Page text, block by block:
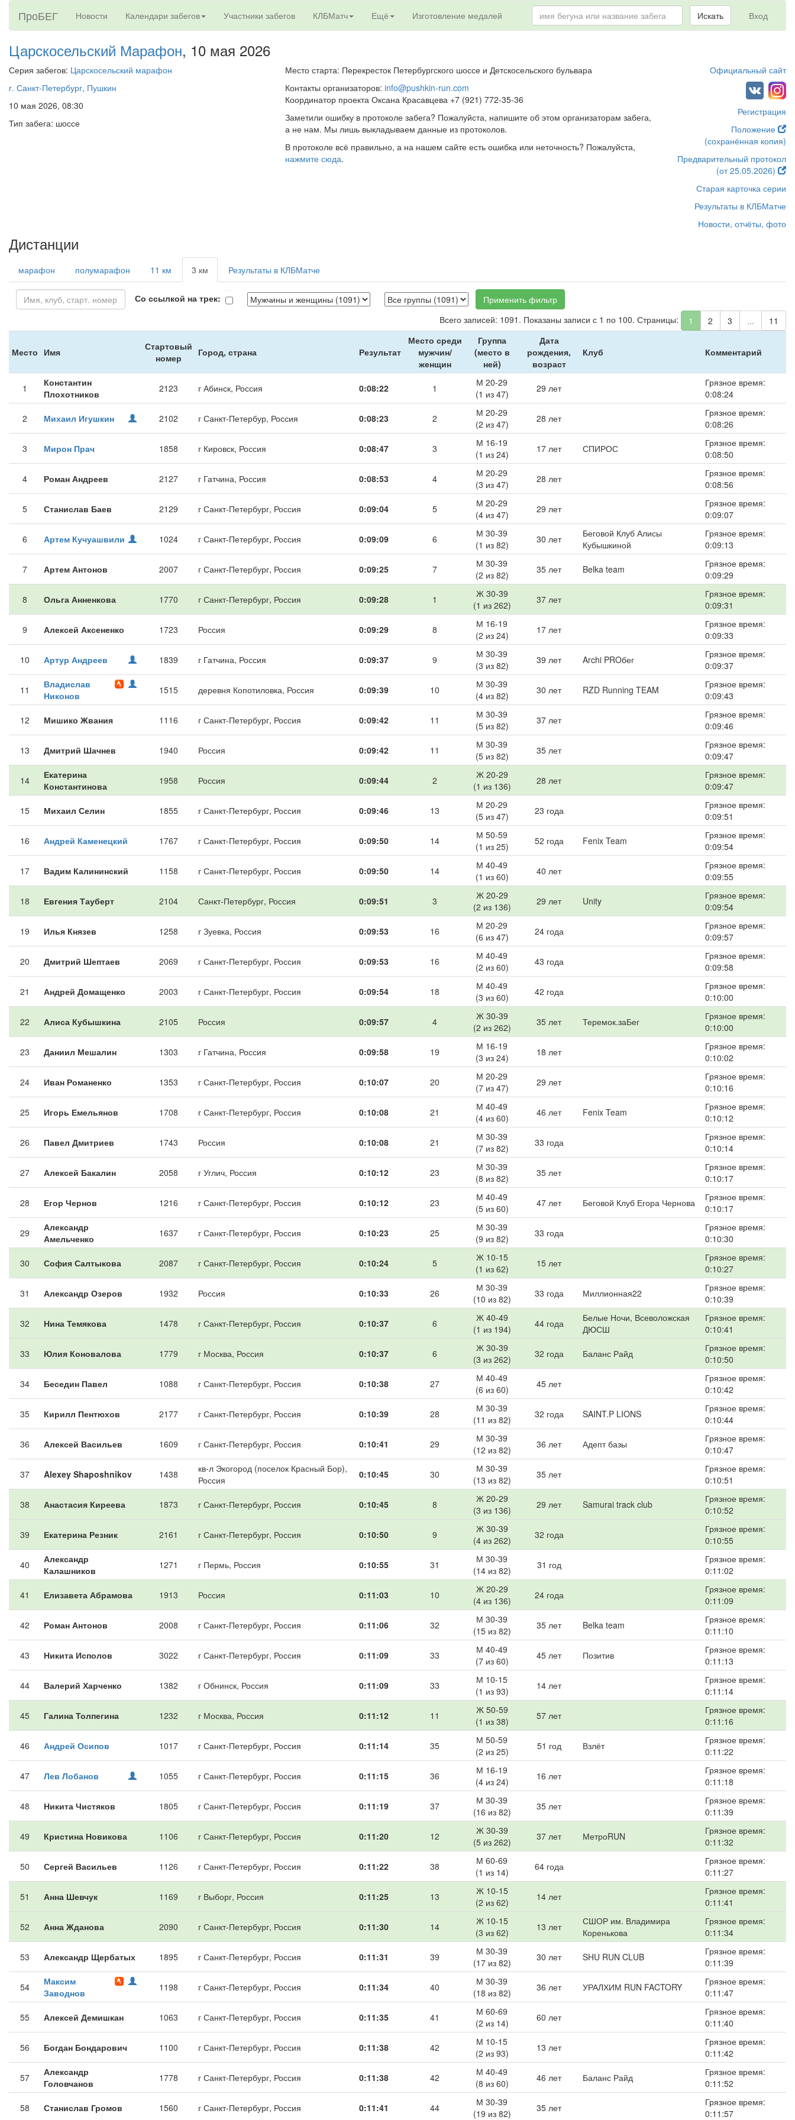
ПроБЕГ Новости Календари забегов Участники забегов КЛБМатч Ещё Изготовление медалей Вход
Искать
Царскосельский Марафон, 10 мая 2026
Серия забегов: Царскосельский марафон
г. Санкт-Петербург, Пушкин
10 мая 2026, 08:30
Тип забега: шоссе
Место старта: Перекресток Петербургского шоссе и Детскосельского бульвара
Контакты организаторов: info@pushkin-run.com
Координатор проекта Оксана Красавцева +7 (921) 772-35-36
Заметили ошибку в протоколе забега? Пожалуйста, напишите об этом организаторам забега,
а не нам. Мы лишь выкладываем данные из протоколов.
В протоколе всё правильно, а на нашем сайте есть ошибка или неточность? Пожалуйста,
нажмите сюда.
Официальный сайт
Регистрация
Положение
(сохранённая копия)
Предварительный протокол
(от 25.05.2026)
Старая карточка серии
Результаты в КЛБМатче
Новости, отчёты, фото
Дистанции
марафон полумарафон 11 км 3 км Результаты в КЛБМатче
Со ссылкой на трек:
Применить фильтр
Всего записей: 1091. Показаны записи с 1 по 100. Страницы:
1 2 3 ... 11
Место Имя
Стартовый
номер
Город, страна Результат
Место среди
мужчин/
женщин
Группа
(место в
ней)
Дата
рождения,
возраст
Клуб Комментарий
1
Константин
Плохотников
2123 г Абинск, Россия 0:08:22 1
М 20-29
(1 из 47)
29 лет
Грязное время:
0:08:24
2 Михаил Игушкин 2102 г Санкт-Петербур, Россия 0:08:23 2
М 20-29
(2 из 47)
28 лет
Грязное время:
0:08:26
3 Мирон Прач 1858 г Кировск, Россия 0:08:47 3
М 16-19
(1 из 24)
17 лет СПИРОС
Грязное время:
0:08:50
4 Роман Андреев 2127 г Гатчина, Россия 0:08:53 4
М 20-29
(3 из 47)
28 лет
Грязное время:
0:08:56
5 Станислав Баев 2129 г Санкт-Петербург, Россия 0:09:04 5
М 20-29
(4 из 47)
29 лет
Грязное время:
0:09:07
6 Артем Кучуашвили 1024 г Санкт-Петербург, Россия 0:09:09 6
М 30-39
(1 из 82)
30 лет
Беговой Клуб Алисы
Кубышкиной
Грязное время:
0:09:13
7 Артем Антонов 2007 г Санкт-Петербург, Россия 0:09:25 7
М 30-39
(2 из 82)
35 лет Belka team
Грязное время:
0:09:29
8 Ольга Анненкова 1770 г Санкт-Петербург, Россия 0:09:28 1
Ж 30-39
(1 из 262)
37 лет
Грязное время:
0:09:31
9 Алексей Аксененко 1723 Россия 0:09:29 8
М 16-19
(2 из 24)
17 лет
Грязное время:
0:09:33
10 Артур Андреев 1839 г Гатчина, Россия 0:09:37 9
М 30-39
(3 из 82)
39 лет Archi PROбег
Грязное время:
0:09:37
11
Владислав
Никонов
1515 деревня Копотиловка, Россия 0:09:39 10
М 30-39
(4 из 82)
30 лет RZD Running TEAM
Грязное время:
0:09:43
12 Мишико Жвания 1116 г Санкт-Петербург, Россия 0:09:42 11
М 30-39
(5 из 82)
37 лет
Грязное время:
0:09:46
13 Дмитрий Шачнев 1940 Россия 0:09:42 11
М 30-39
(5 из 82)
35 лет
Грязное время:
0:09:47
14
Екатерина
Константинова
1958 Россия 0:09:44 2
Ж 20-29
(1 из 136)
28 лет
Грязное время:
0:09:47
15 Михаил Селин 1855 г Санкт-Петербург, Россия 0:09:46 13
М 20-29
(5 из 47)
23 года
Грязное время:
0:09:51
16 Андрей Каменецкий 1767 г Санкт-Петербург, Россия 0:09:50 14
М 50-59
(1 из 25)
52 года Fenix Team
Грязное время:
0:09:54
17 Вадим Калининский 1158 г Санкт-Петербург, Россия 0:09:50 14
М 40-49
(1 из 60)
40 лет
Грязное время:
0:09:55
18 Евгения Тауберт 2104 Санкт-Петербург, Россия 0:09:51 3
Ж 20-29
(2 из 136)
29 лет Unity
Грязное время:
0:09:54
19 Илья Князев 1258 г Зуевка, Россия 0:09:53 16
М 20-29
(6 из 47)
24 года
Грязное время:
0:09:57
20 Дмитрий Шептаев 2069 г Санкт-Петербург, Россия 0:09:53 16
М 40-49
(2 из 60)
43 года
Грязное время:
0:09:58
21 Андрей Домащенко 2003 г Санкт-Петербург, Россия 0:09:54 18
М 40-49
(3 из 60)
42 года
Грязное время:
0:10:00
22 Алиса Кубышкина 2105 Россия 0:09:57 4
Ж 30-39
(2 из 262)
35 лет Теремок.заБег
Грязное время:
0:10:00
23 Даниил Мешалин 1303 г Гатчина, Россия 0:09:58 19
М 16-19
(3 из 24)
18 лет
Грязное время:
0:10:02
24 Иван Романенко 1353 г Санкт-Петербург, Россия 0:10:07 20
М 20-29
(7 из 47)
29 лет
Грязное время:
0:10:16
25 Игорь Емельянов 1708 г Санкт-Петербург, Россия 0:10:08 21
М 40-49
(4 из 60)
46 лет Fenix Team
Грязное время:
0:10:12
26 Павел Дмитриев 1743 Россия 0:10:08 21
М 30-39
(7 из 82)
33 года
Грязное время:
0:10:14
27 Алексей Бакалин 2058 г Углич, Россия 0:10:12 23
М 30-39
(8 из 82)
35 лет
Грязное время:
0:10:17
28 Егор Чернов 1216 г Санкт-Петербург, Россия 0:10:12 23
М 40-49
(5 из 60)
47 лет Беговой Клуб Егора Чернова
Грязное время:
0:10:17
29
Александр
Амельченко
1637 г Санкт-Петербург, Россия 0:10:23 25
М 30-39
(9 из 82)
33 года
Грязное время:
0:10:30
30 София Салтыкова 2087 г Санкт-Петербург, Россия 0:10:24 5
Ж 10-15
(1 из 62)
15 лет
Грязное время:
0:10:27
31 Александр Озеров 1932 Россия 0:10:33 26
М 30-39
(10 из 82)
33 года Миллионная22
Грязное время:
0:10:39
32 Нина Темякова 1478 г Санкт-Петербург, Россия 0:10:37 6
Ж 40-49
(1 из 194)
44 года
Белые Ночи, Всеволожская
ДЮСШ
Грязное время:
0:10:41
33 Юлия Коновалова 1779 г Москва, Россия 0:10:37 6
Ж 30-39
(3 из 262)
32 года Баланс Райд
Грязное время:
0:10:50
34 Беседин Павел 1088 г Санкт-Петербург, Россия 0:10:38 27
М 40-49
(6 из 60)
45 лет
Грязное время:
0:10:42
35 Кирилл Пентюхов 2177 г Санкт-Петербург, Россия 0:10:39 28
М 30-39
(11 из 82)
32 года SAINT.P LIONS
Грязное время:
0:10:44
36 Алексей Васильев 1609 г Санкт-Петербург, Россия 0:10:41 29
М 30-39
(12 из 82)
36 лет Адепт базы
Грязное время:
0:10:47
37 Alexey Shaposhnikov 1438
кв-л Экогород (поселок Красный Бор),
Россия
0:10:45 30
М 30-39
(13 из 82)
35 лет
Грязное время:
0:10:51
38 Анастасия Киреева 1873 г Санкт-Петербург, Россия 0:10:45 8
Ж 20-29
(3 из 136)
29 лет Samurai track club
Грязное время:
0:10:52
39 Екатерина Резник 2161 г Санкт-Петербург, Россия 0:10:50 9
Ж 30-39
(4 из 262)
32 года
Грязное время:
0:10:55
40
Александр
Калашников
1271 г Пермь, Россия 0:10:55 31
М 30-39
(14 из 82)
31 год
Грязное время:
0:11:02
41 Елизавета Абрамова 1913 Россия 0:11:03 10
Ж 20-29
(4 из 136)
24 года
Грязное время:
0:11:09
42 Роман Антонов 2008 г Санкт-Петербург, Россия 0:11:06 32
М 30-39
(15 из 82)
35 лет Belka team
Грязное время:
0:11:10
43 Никита Исполов 3022 г Санкт-Петербург, Россия 0:11:09 33
М 40-49
(7 из 60)
45 лет Позитив
Грязное время:
0:11:13
44 Валерий Харченко 1382 г Обнинск, Россия 0:11:09 33
М 10-15
(1 из 93)
14 лет
Грязное время:
0:11:14
45 Галина Толпегина 1232 г Москва, Россия 0:11:12 11
Ж 50-59
(1 из 38)
57 лет
Грязное время:
0:11:16
46 Андрей Осипов 1017 г Санкт-Петербург, Россия 0:11:14 35
М 50-59
(2 из 25)
51 год Взлёт
Грязное время:
0:11:22
47 Лев Лобанов 1055 г Санкт-Петербург, Россия 0:11:15 36
М 16-19
(4 из 24)
16 лет
Грязное время:
0:11:18
48 Никита Чистяков 1805 г Санкт-Петербург, Россия 0:11:19 37
М 30-39
(16 из 82)
35 лет
Грязное время:
0:11:39
49 Кристина Новикова 1106 г Санкт-Петербург, Россия 0:11:20 12
Ж 30-39
(5 из 262)
37 лет МетроRUN
Грязное время:
0:11:32
50 Сергей Васильев 1126 г Санкт-Петербург, Россия 0:11:22 38
М 60-69
(1 из 14)
64 года
Грязное время:
0:11:27
51 Анна Шевчук 1169 г Выборг, Россия 0:11:25 13
Ж 10-15
(2 из 62)
14 лет
Грязное время:
0:11:41
52 Анна Жданова 2090 г Санкт-Петербург, Россия 0:11:30 14
Ж 10-15
(3 из 62)
13 лет
СШОР им. Владимира
Коренькова
Грязное время:
0:11:34
53 Александр Щербатых 1895 г Санкт-Петербург, Россия 0:11:31 39
М 30-39
(17 из 82)
30 лет SHU RUN CLUB
Грязное время:
0:11:39
54
Максим
Заводнов
1198 г Санкт-Петербург, Россия 0:11:34 40
М 30-39
(18 из 82)
36 лет УРАЛХИМ RUN FACTORY
Грязное время:
0:11:47
55 Алексей Демишкан 1063 г Санкт-Петербург, Россия 0:11:35 41
М 60-69
(2 из 14)
60 лет
Грязное время:
0:11:40
56 Богдан Бондарович 1100 г Санкт-Петербург, Россия 0:11:38 42
М 10-15
(2 из 93)
13 лет
Грязное время:
0:11:42
57
Александр
Головчанов
1778 г Санкт-Петербург, Россия 0:11:38 42
М 40-49
(8 из 60)
46 лет Баланс Райд
Грязное время:
0:11:52
58 Станислав Громов 1560 г Санкт-Петербург, Россия 0:11:41 44
М 30-39
(19 из 82)
35 лет
Грязное время:
0:11:57